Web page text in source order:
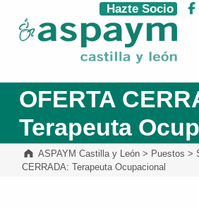
ASPAYM Castilla y León
Hazte Socio
OFERTA
Terapeuta
ASPAYM Castilla y León> Puestos >
CERRADA: Terapeuta Ocupacional